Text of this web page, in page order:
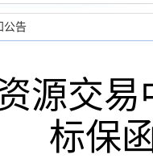
公告
源交
标保